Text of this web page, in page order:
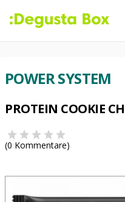
POWER SYSTEM
PROTEIN COOKIE
(0 Kommentare)